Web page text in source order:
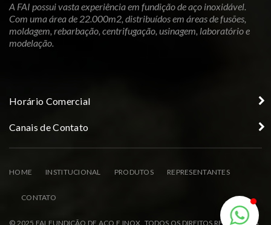
A FAI possui vasta experiência em fundição de aço inoxidável.
Com uma área de 22.000m2, distribuídos em áreas de fusões,
moldagem, rebarbação, centrifugação, usinagem, laboratório e
modelação.
Horário Comercial
Canais de Contato
HOME INSTITUCIONAL PRODUTOS REPRESENTANTES
CONTATO
© 2025 FAI FUNDIÇÃO DE AÇO E INOX. TODOS OS DIREITOS RESERVADOS.